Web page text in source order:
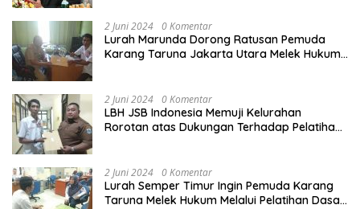
2 Juni 2024 0 Komentar
Lurah Marunda Dorong Ratusan Pemuda
Karang Taruna Jakarta Utara Melek Hukum
2 Juni 2024 0 Komentar
LBH JSB Indonesia Memuji Kelurahan
Rorotan atas Dukungan Terhadap Pelatihan
2 Juni 2024 0 Komentar
Lurah Semper Timur Ingin Pemuda Karang
Taruna Melek Hukum Melalui Pelatihan Dasar